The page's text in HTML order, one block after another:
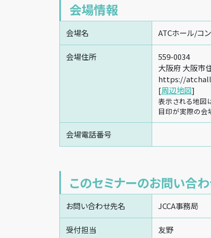
会場情報
会場名 ATCホール/コン
会場住所
559-0034
大阪府 大阪市
https://
[周辺地図]
表示される地図
目印が実際の会
会場電話番号
このセミナーのお問い合
お問い合わせ先名 JCCA事務局
受付担当 友野